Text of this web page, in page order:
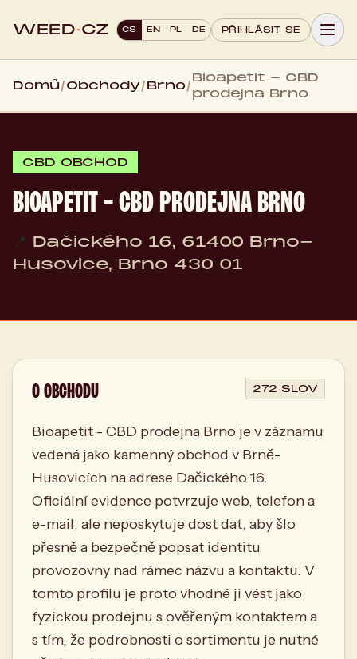
WEED·CZ CS EN PL DE PŘIHLÁSIT SE
Domů/Obchody/Brno/
Bioapetit - CBD
prodejna Brno
CBD OBCHOD
BIOAPETIT - CBD PRODEJNA BRNO
📍 Dačického 16, 61400 Brno-
Husovice, Brno 430 01
O OBCHODU 272 SLOV
Bioapetit - CBD prodejna Brno je v záznamu
vedená jako kamenný obchod v Brně-
Husovicích na adrese Dačického 16.
Oficiální evidence potvrzuje web, telefon a
e-mail, ale neposkytuje dost dat, aby šlo
přesně a bezpečně popsat identitu
provozovny nad rámec názvu a kontaktu. V
tomto profilu je proto vhodné ji vést jako
fyzickou prodejnu s ověřeným kontaktem a
s tím, že podrobnosti o sortimentu je nutné